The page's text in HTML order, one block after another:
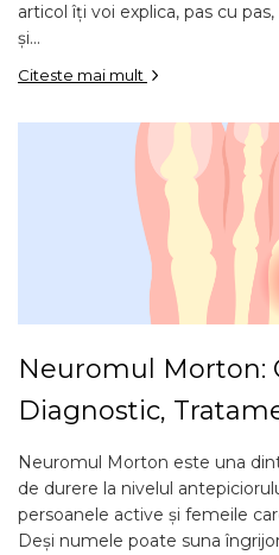
articol îți voi explica, pas cu
și...
Citeste mai mult
Neuromul Morton:
Diagnostic,
Neuromul Morton este una
de durere la nivelul
persoanele active și femeile
Deși numele poate suna